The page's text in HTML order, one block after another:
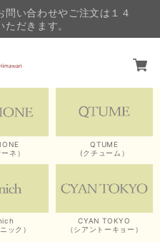
問い合わせやご注文は１４
だきます。
ネ）
QTUME
(クチューム）
ック）
CYAN TOKYO
（シアントーキョー）